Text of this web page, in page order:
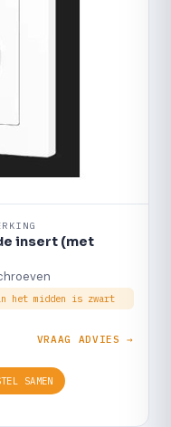
insert (met
het midden is zwart
VRAAG ADVIES →
SAMEN